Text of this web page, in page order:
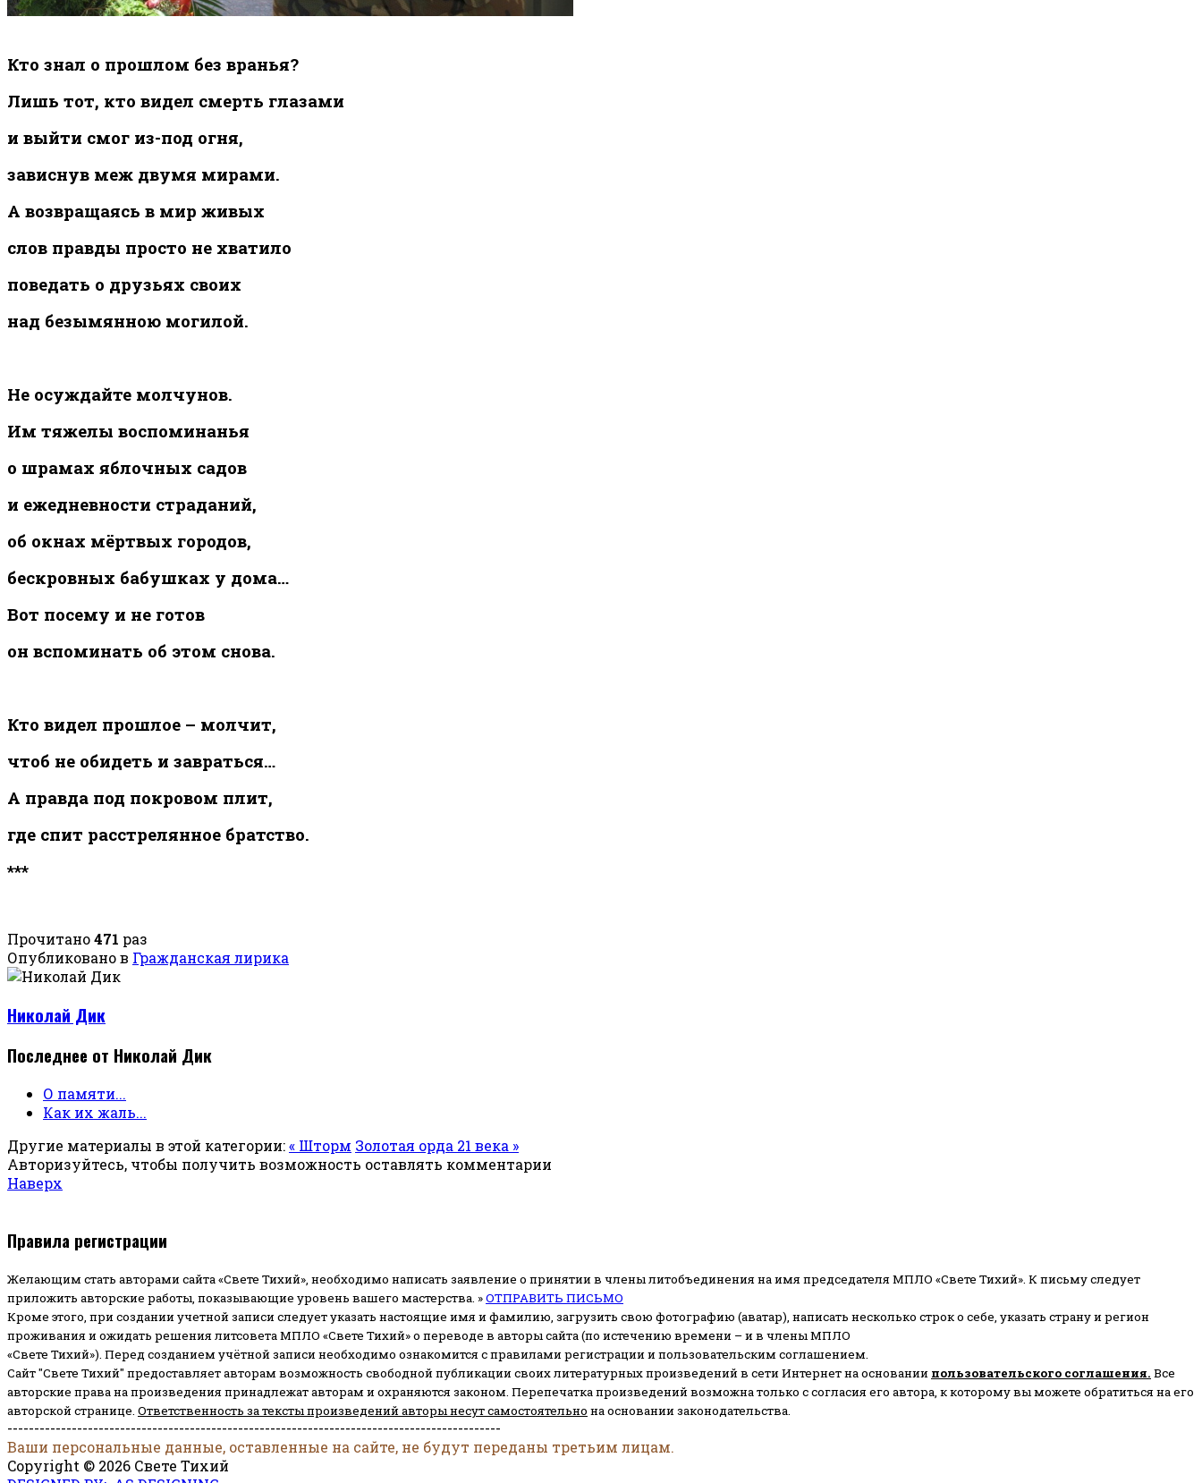
Кто знал о прошлом без вранья?
Лишь тот, кто видел смерть глазами
и выйти смог из-под огня,
зависнув меж двумя мирами.
А возвращаясь в мир живых
слов правды просто не хватило
поведать о друзьях своих
над безымянною могилой.
Не осуждайте молчунов.
Им тяжелы воспоминанья
о шрамах яблочных садов
и ежедневности страданий,
об окнах мёртвых городов,
бескровных бабушках у дома…
Вот посему и не готов
он вспоминать об этом снова.
Кто видел прошлое – молчит,
чтоб не обидеть и завраться…
А правда под покровом плит,
где спит расстрелянное братство.
***
Прочитано471 раз
Опубликовано в Гражданская лирика
Николай Дик
Последнее от Николай Дик
О памяти...
Как их жаль...
Другие материалы в этой категории:« Шторм Золотая орда 21 века »
Авторизуйтесь, чтобы получить возможность оставлять комментарии
Наверх
Правила регистрации
Желающим стать авторами сайта «Свете Тихий», необходимо написать заявление о принятии в члены литобъединения на имя председателя МПЛО «Свете Тихий». К письму следует
приложить авторские работы, показывающие уровень вашего мастерства. »ОТПРАВИТЬ ПИСЬМО
Кроме этого, при создании учетной записи следует указать настоящие имя и фамилию, загрузить свою фотографию (аватар), написать несколько строк о себе, указать страну и регион
проживания и ожидать решения литсовета МПЛО «Свете Тихий» о переводе в авторы сайта (по истечению времени – и в члены МПЛО
«Свете Тихий»). Перед созданием учётной записи необходимо ознакомится с правилами регистрации и пользовательским соглашением.
Сайт "Свете Тихий" предоставляет авторам возможность свободной публикации своих литературных произведений в сети Интернет на основании пользовательского соглашения. Все
авторские права на произведения принадлежат авторам и охраняются законом. Перепечатка произведений возможна только с согласия его автора, к которому вы можете обратиться на его
авторской странице. Ответственность за тексты произведений авторы несут самостоятельно на основании законодательства.
--------------------------------------------------------------------------------------------
Ваши персональные данные, оставленные на сайте, не будут переданы третьим лицам.
Copyright © 2026 Свете Тихий